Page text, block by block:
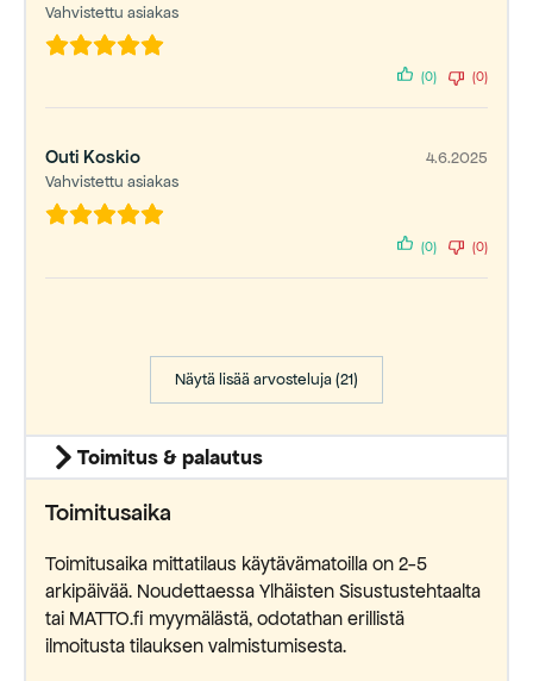
Vahvistettu asiakas
(0) (0)
Outi Koskio
Vahvistettu asiakas
4.6.2025
(0) (0)
Näytä lisää arvosteluja (21)
Toimitus & palautus
Toimitusaika
Toimitusaika mittatilaus käytävämatoilla on 2-5
arkipäivää. Noudettaessa Ylhäisten Sisustustehtaalta
tai MATTO.fi myymälästä, odotathan erillistä
ilmoitusta tilauksen valmistumisesta.